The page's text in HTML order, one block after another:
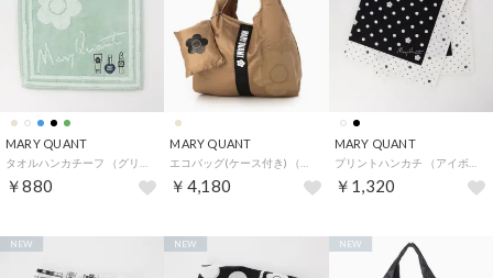
MARY QUANT
￥880
MARY QUANT
￥4,180
MARY QUANT
￥1,320
NEW NEW NEW